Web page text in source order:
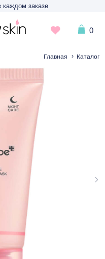
Главная › Каталог